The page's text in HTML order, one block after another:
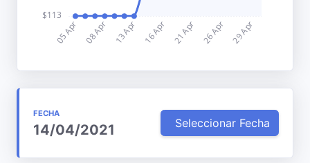
FECHA
14/04/2021 Seleccionar Fecha